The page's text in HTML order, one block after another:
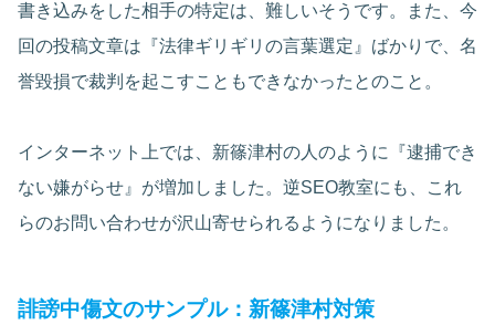
書き込みをした相手の特定は、難しいそうです。また、今
回の投稿文章は『法律ギリギリの言葉選定』ばかりで、名
誉毀損で裁判を起こすこともできなかったとのこと。
インターネット上では、新篠津村の人のように『逮捕でき
ない嫌がらせ』が増加しました。逆SEO教室にも、これ
らのお問い合わせが沢山寄せられるようになりました。
誹謗中傷文のサンプル：新篠津村対策